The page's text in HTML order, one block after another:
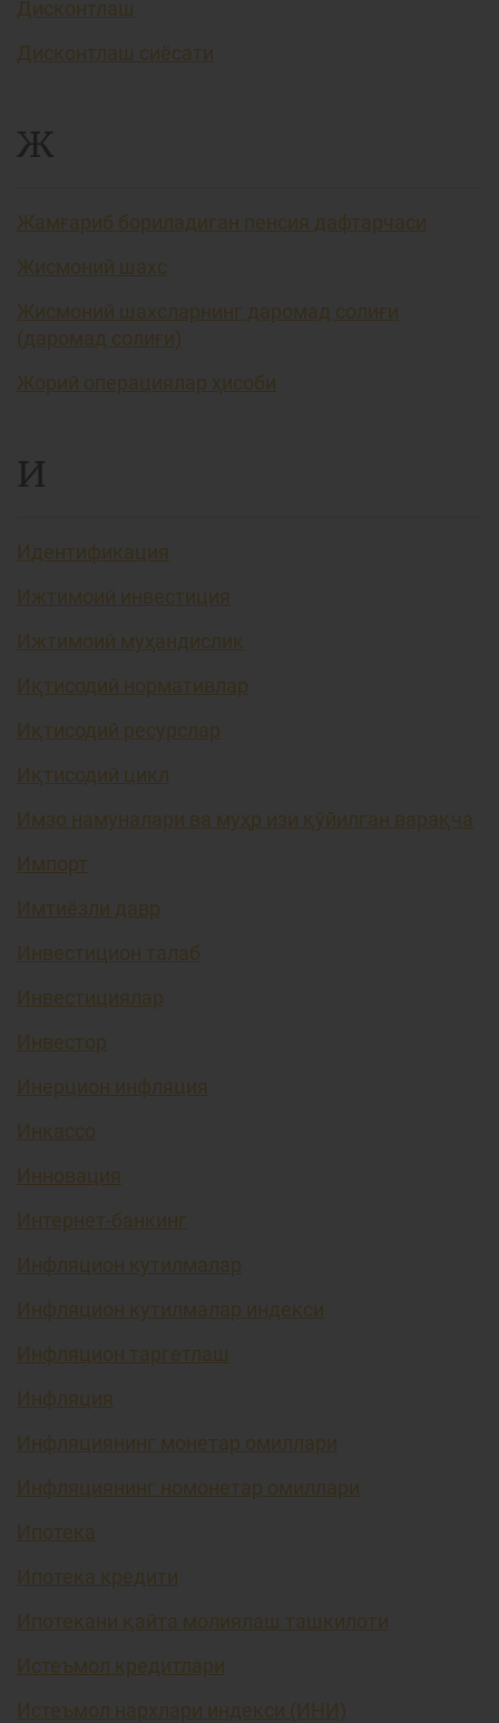
Дисконтлаш
Дисконтлаш сиёсати
Ж
Жамғариб бориладиган пенсия дафтарчаси
Жисмоний шахс
Жисмоний шахсларнинг даромад солиғи
(даромад солиғи)
Жорий операциялар ҳисоби
И
Идентификация
Ижтимоий инвестиция
Ижтимоий муҳандислик
Иқтисодий нормативлар
Иқтисодий ресурслар
Иқтисодий цикл
Имзо намуналари ва муҳр изи қўйилган варақча
Импорт
Имтиёзли давр
Инвестицион талаб
Инвестициялар
Инвестор
Инерцион инфляция
Инкассо
Инновация
Интернет-банкинг
Инфляцион кутилмалар
Инфляцион кутилмалар индекси
Инфляцион таргетлаш
Инфляция
Инфляциянинг монетар омиллари
Инфляциянинг номонетар омиллари
Ипотека
Ипотека кредити
Ипотекани қайта молиялаш ташкилоти
Истеъмол кредитлари
Истеъмол нархлари индекси (ИНИ)